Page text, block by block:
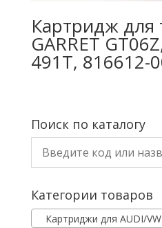
Картридж для
GARRET
491T, 816612-
Поиск по каталогу
Категории товаров
Картриджи для AUDI/VW